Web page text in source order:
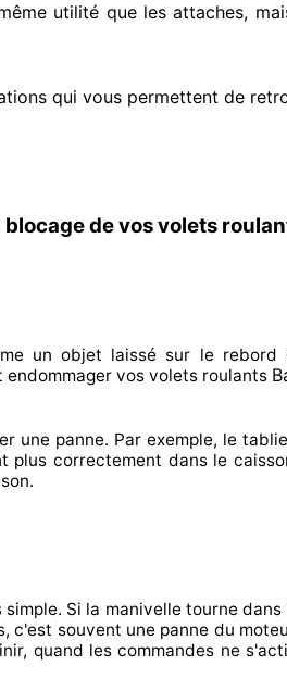
utilité que les attaches,
qui vous permettent de
de vos volets
un objet laissé sur le rebord
endommager vos volets roulants
une panne. Par exemple, le
plus correctement dans le
simple. Si la manivelle tourne
c'est souvent une panne du
, quand les commandes ne